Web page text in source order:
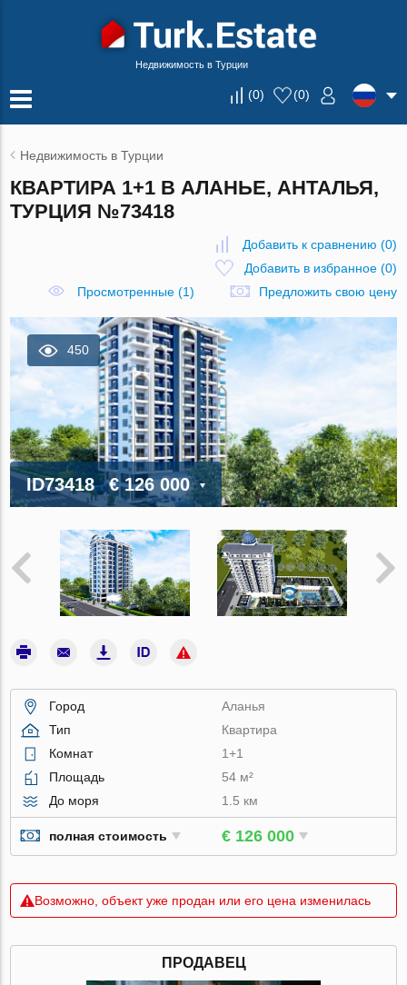
Недвижимость в Турции
(0) (0)
Недвижимость в Турции
КВАРТИРА 1+1 В АЛАНЬЕ, АНТАЛЬЯ,
ТУРЦИЯ №73418
Добавить к сравнению (0)
Добавить в избранное(0)
Просмотренные (1)
Предложить свою цену
450
ID73418 € 126 000
Город
Аланья
Тип
Квартира
Комнат
1+1
Площадь
54 м²
До моря
1.5 км
полная стоимость € 126 000
Возможно, объект уже продан или его цена изменилась
ПРОДАВЕЦ